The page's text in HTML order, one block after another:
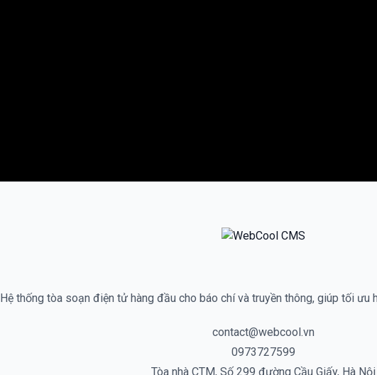
Hệ thống tòa soạn điện tử hàng đầu cho báo chí và truyền thông, giúp tối ưu
contact@webcool.vn
0973727599
Tòa nhà CTM, Số 299 đường Cầu Giấy, Hà Nội